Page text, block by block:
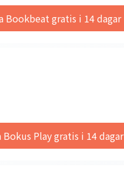
Bookbeat gratis i 14 dagar
Bokus Play gratis i 14 dagar